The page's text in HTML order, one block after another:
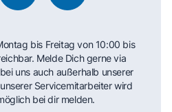
bis Freitag von 10:00 bis
Melde Dich gerne via
uns auch außerhalb unserer
Servicemitarbeiter wird
bei dir melden.